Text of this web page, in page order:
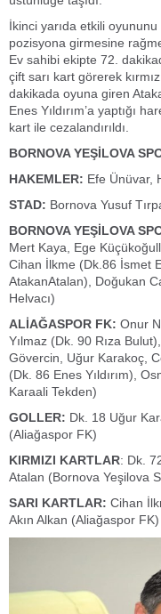
İkinci yarıda etkili
pozisyona girmesine
Ev sahibi ekipte 72.
çift sarı kart görerek
dakikada oyuna giren
Enes Yıldırım’a yaptığı
kart ile cezalandırıldı.
BORNOVA YEŞİLOVA
HAKEMLER: Efe Ünüvar,
STAD: Bornova Yusuf
BORNOVA YEŞİLOVA
Mert Kaya, Ege
Cihan İlkme (Dk.86 İsmet
AtakanAtalan), Doğukan
Helvacı)
ALİAĞASPOR FK: Onur
Yılmaz (Dk. 90 Rıza
Gövercin, Uğur Karakoç,
(Dk. 86 Enes Yıldırım),
Karaali Tekden)
GOLLER: Dk. 18 Uğur
(Aliağaspor FK)
KIRMIZI KARTLAR: Dk.
Atalan (Bornova Yeşilova
SARI KARTLAR: Cihan
Akın Alkan (Aliağaspor FK)